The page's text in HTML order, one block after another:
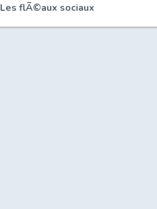
Les flÃ©aux sociaux